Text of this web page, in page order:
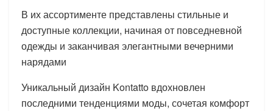
В их ассортименте представлены стильные и
доступные коллекции, начиная от повседневной
одежды и заканчивая элегантными вечерними
нарядами
Уникальный дизайн Kontatto вдохновлен
последними тенденциями моды, сочетая комфорт